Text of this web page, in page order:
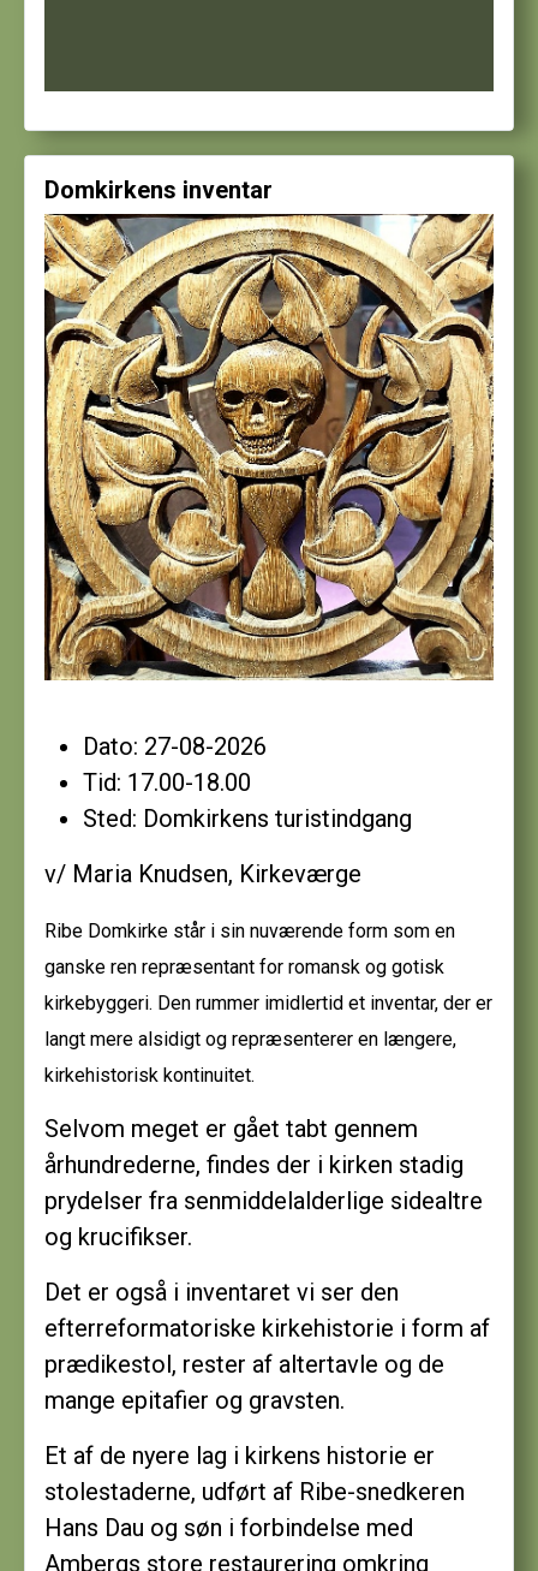
Domkirkens inventar
Dato: 27-08-2026
Tid: 17.00-18.00
Sted: Domkirkens turistindgang
v/ Maria Knudsen, Kirkeværge
Ribe Domkirke står i sin nuværende form som en
ganske ren repræsentant for romansk og gotisk
kirkebyggeri. Den rummer imidlertid et inventar, der er
langt mere alsidigt og repræsenterer en længere,
kirkehistorisk kontinuitet.
Selvom meget er gået tabt gennem
århundrederne, findes der i kirken stadig
prydelser fra senmiddelalderlige sidealtre
og krucifikser.
Det er også i inventaret vi ser den
efterreformatoriske kirkehistorie i form af
prædikestol, rester af altertavle og de
mange epitafier og gravsten.
Et af de nyere lag i kirkens historie er
stolestaderne, udført af Ribe-snedkeren
Hans Dau og søn i forbindelse med
Ambergs store restaurering omkring